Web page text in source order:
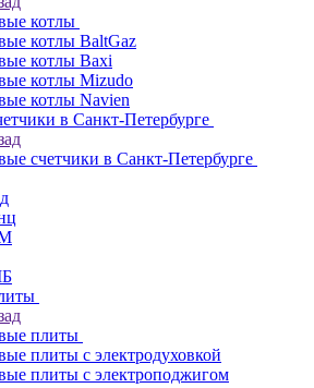
котлы
котлы BaltGaz
котлы Baxi
котлы Mizudo
котлы Navien
в Санкт-Петербурге
счетчики в Санкт-Петербурге
плиты
плиты с электродуховкой
плиты с электроподжигом